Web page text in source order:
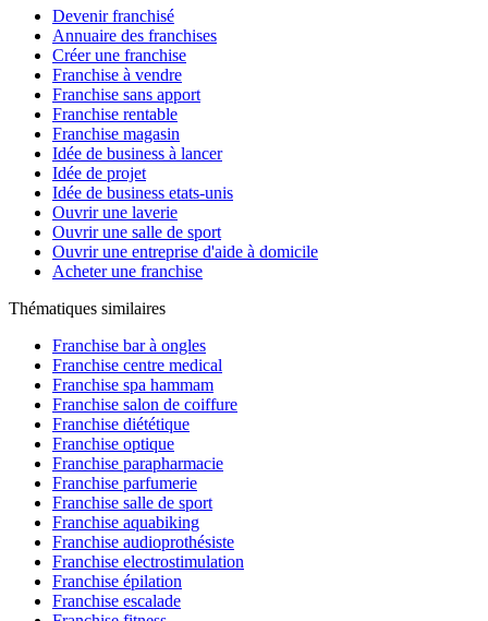
Devenir franchisé
Annuaire des franchises
Créer une franchise
Franchise à vendre
Franchise sans apport
Franchise rentable
Franchise magasin
Idée de business à lancer
Idée de projet
Idée de business etats-unis
Ouvrir une laverie
Ouvrir une salle de sport
Ouvrir une entreprise d'aide à domicile
Acheter une franchise
Thématiques similaires
Franchise bar à ongles
Franchise centre medical
Franchise spa hammam
Franchise salon de coiffure
Franchise diététique
Franchise optique
Franchise parapharmacie
Franchise parfumerie
Franchise salle de sport
Franchise aquabiking
Franchise audioprothésiste
Franchise electrostimulation
Franchise épilation
Franchise escalade